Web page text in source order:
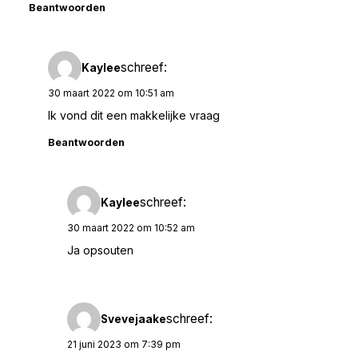
Beantwoorden
Kayleeschreef:
30 maart 2022 om 10:51 am
Ik vond dit een makkelijke vraag
Beantwoorden
Kayleeschreef:
30 maart 2022 om 10:52 am
Ja opsouten
Svevejaakeschreef:
21 juni 2023 om 7:39 pm